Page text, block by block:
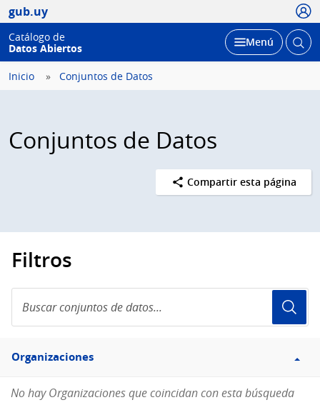
gub.uy
Catálogo de
Datos Abiertos
Desplegar
Menú Abrir
Inicio Conjuntos de Datos
Conjuntos de Datos
Compartir esta página
Filtros
conjuntos
de
Filtro
Organizaciones
Organizaciones
No hay Organizaciones que coincidan con esta búsqueda